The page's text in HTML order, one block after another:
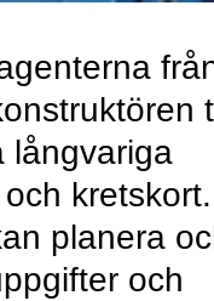
långvariga
kretskort.
planera
och